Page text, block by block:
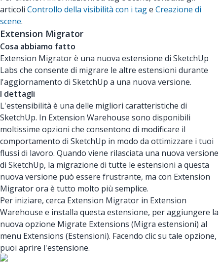
articoli Controllo della visibilità con i tage Creazione di
scene.
Extension Migrator
Cosa abbiamo fatto
Extension Migrator è una nuova estensione di SketchUp
Labs che consente di migrare le altre estensioni durante
l'aggiornamento di SketchUp a una nuova versione.
I dettagli
L'estensibilità è una delle migliori caratteristiche di
SketchUp. In Extension Warehouse sono disponibili
moltissime opzioni che consentono di modificare il
comportamento di SketchUp in modo da ottimizzare i tuoi
flussi di lavoro. Quando viene rilasciata una nuova versione
di SketchUp, la migrazione di tutte le estensioni a questa
nuova versione può essere frustrante, ma con Extension
Migrator ora è tutto molto più semplice.
Per iniziare, cerca Extension Migrator in Extension
Warehouse e installa questa estensione, per aggiungere la
nuova opzione Migrate Extensions (Migra estensioni) al
menu Extensions (Estensioni). Facendo clic su tale opzione,
puoi aprire l'estensione.